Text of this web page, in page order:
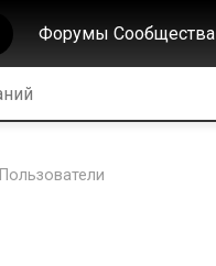
Форумы Сообщества
Пользователи